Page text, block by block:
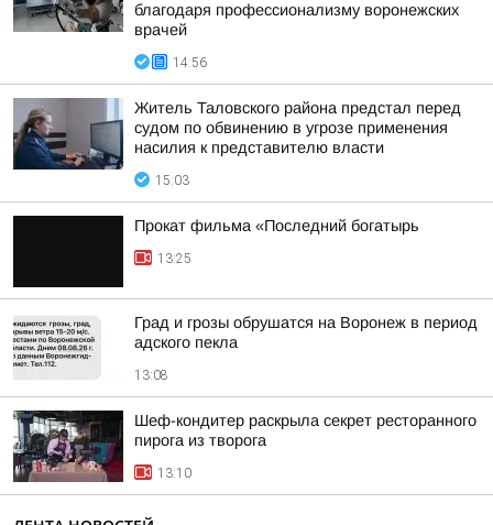
благодаря профессионализму воронежских
врачей
14:56
Житель Таловского района предстал перед
судом по обвинению в угрозе применения
насилия к представителю власти
15:03
Прокат фильма «Последний богатырь
13:25
Град и грозы обрушатся на Воронеж в период
адского пекла
13:08
Шеф-кондитер раскрыла секрет ресторанного
пирога из творога
13:10